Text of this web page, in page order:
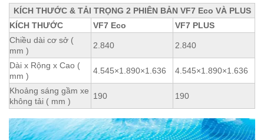
KÍCH THƯỚC & TẢI TRỌNG 2 PHIÊN BẢN VF7 Eco VÀ PLUS
KÍCH THƯỚC
VF7 Eco
VF7 PLUS
Chiều dài cơ sở (
mm )
2.840 2.840
Dài x Rộng x Cao (
mm )
4.545×1.890×1.636 4.545×1.890×1.636
Khoảng sáng gầm xe
không tải ( mm )
190 190